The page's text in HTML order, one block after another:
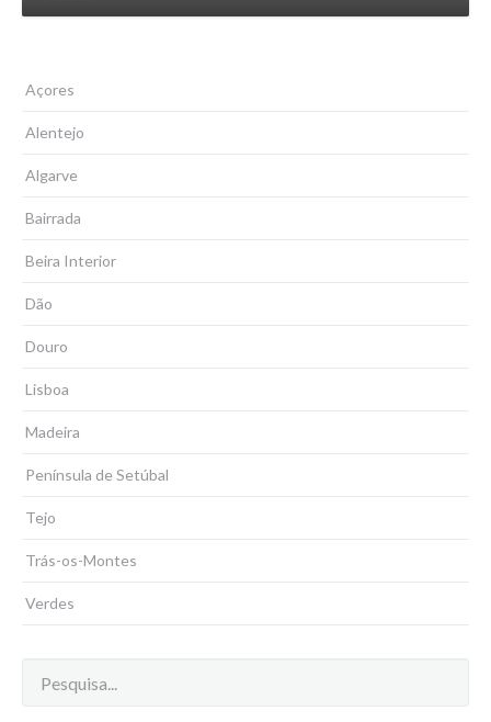
Açores
Alentejo
Algarve
Bairrada
Beira Interior
Dão
Douro
Lisboa
Madeira
Península de Setúbal
Tejo
Trás-os-Montes
Verdes